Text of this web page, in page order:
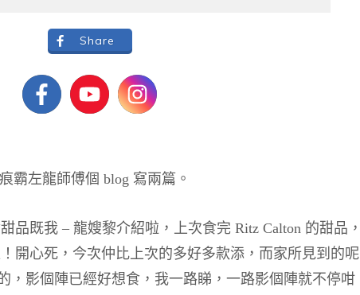
Share
霸左龍師傅個 blog 寫兩篇。
品既我 – 龍嫂黎介紹啦，上次食完 Ritz Calton 的甜品，
開心死，今次仲比上次的多好多款添，而家所見到的呢
，影個陣已經好想食，我一路睇，一路影個陣就不停咁